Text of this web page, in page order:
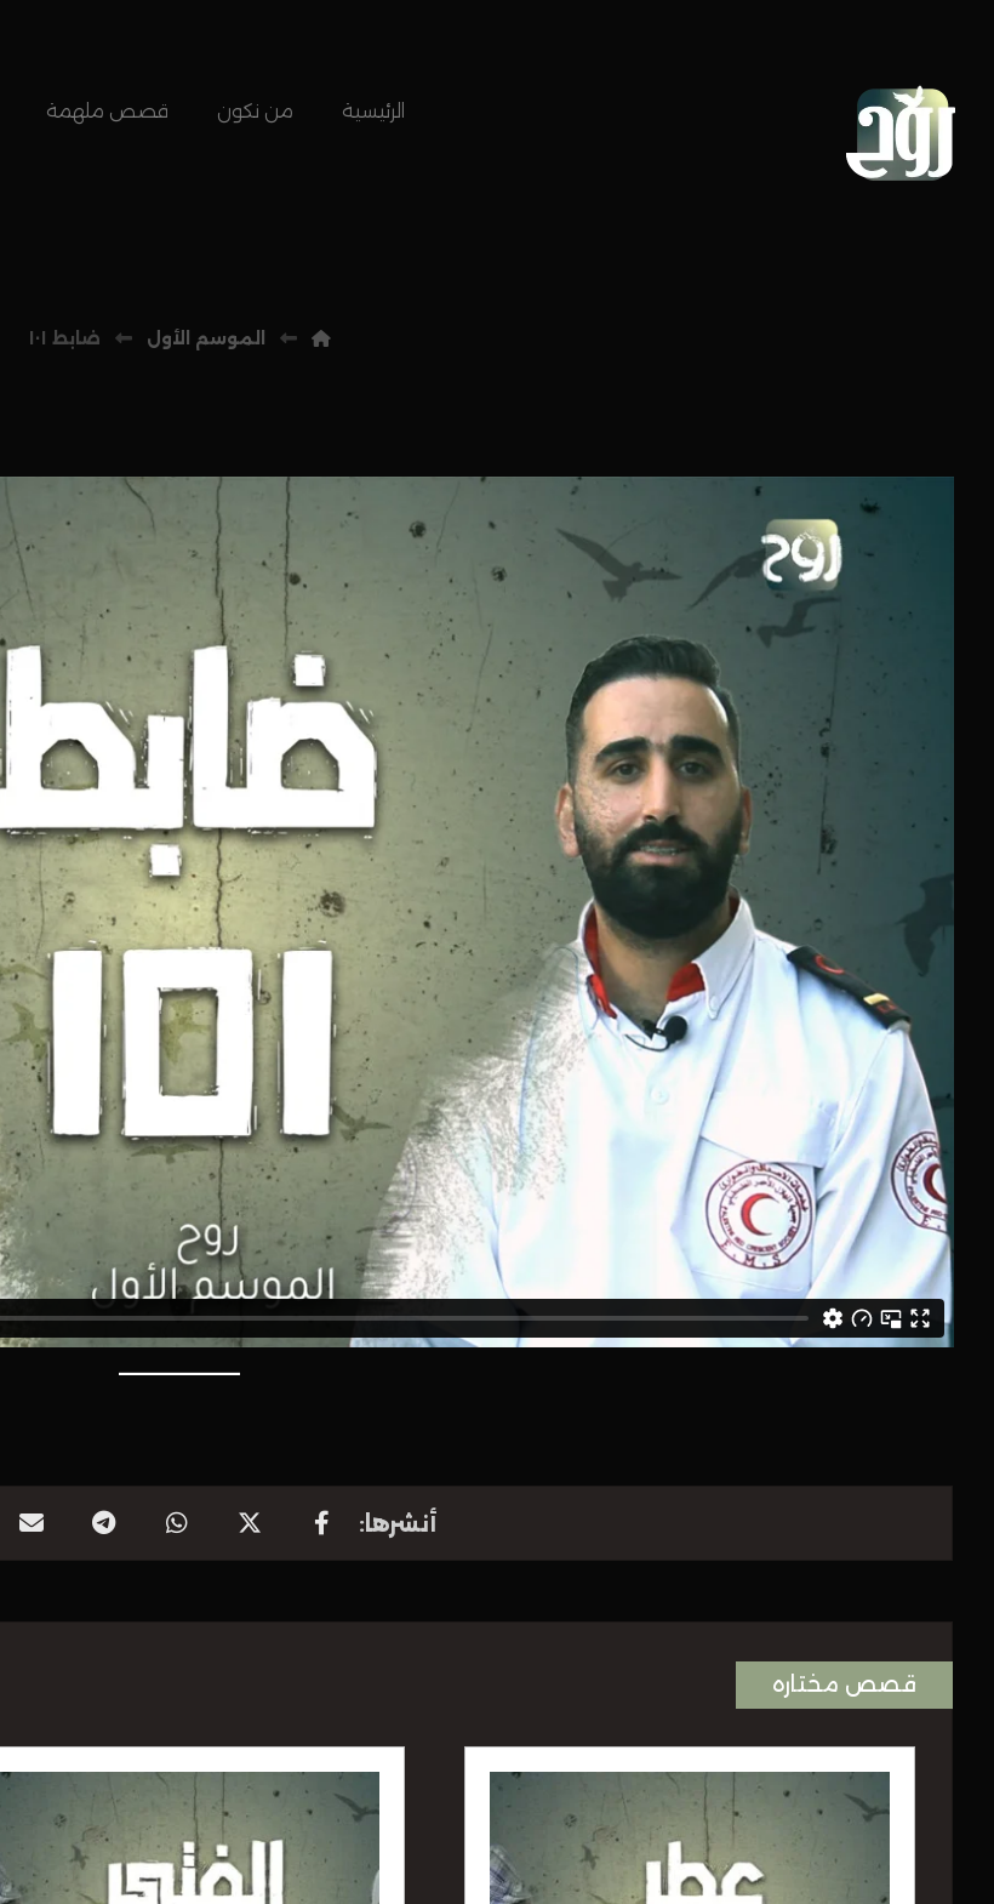
الرئيسية من نكون قصص ملهمة
الموسم الأول ضابط ١٠١
قصص مختاره